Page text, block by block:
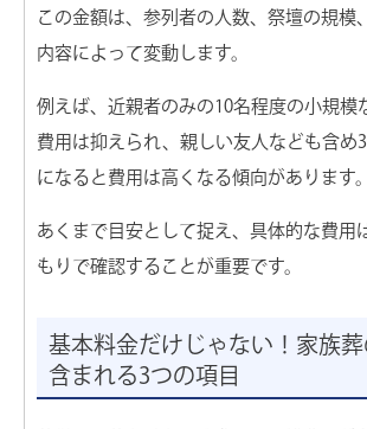
経験豊富なプロが搬送対応
希望の場所へ搬送いたします
24時間365日 深夜・早朝も対応
葬儀費用が最大5万円割引
もしもの時に慌てない為に
無料の事前相談
この金額は、参列者の人数、祭壇の規模
内容によって変動します。
例えば、近親者のみの10名程度の小規模
費用は抑えられ、親しい友人なども含め
になると費用は高くなる傾向があります。
あくまで目安として捉え、具体的な費用
もりで確認することが重要です。
基本料金だけじゃない！家族
含まれる3つの項目